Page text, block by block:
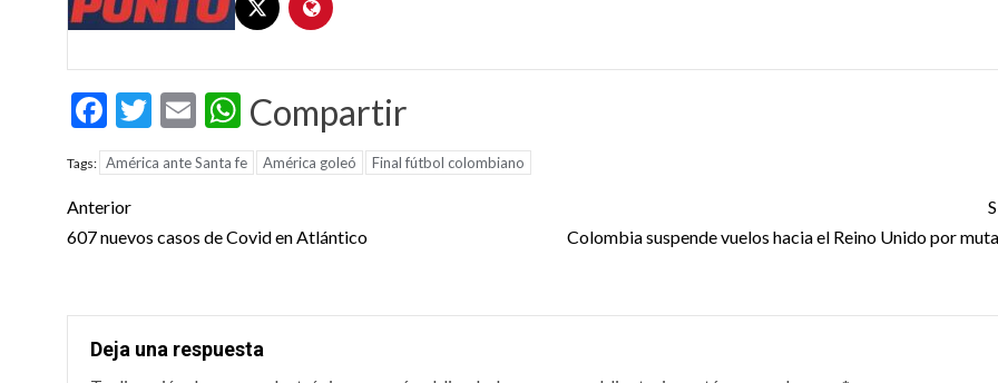
Facebook
Twitter
EmailWhatsApp
Compartir
Tags: América ante Santa fe América goleó Final fútbol colombiano
Post
navigation
Anterior
607 nuevos casos de Covid en Atlántico
Colombia suspende vuelos hacia el Reino Unido por
Deja una respuesta